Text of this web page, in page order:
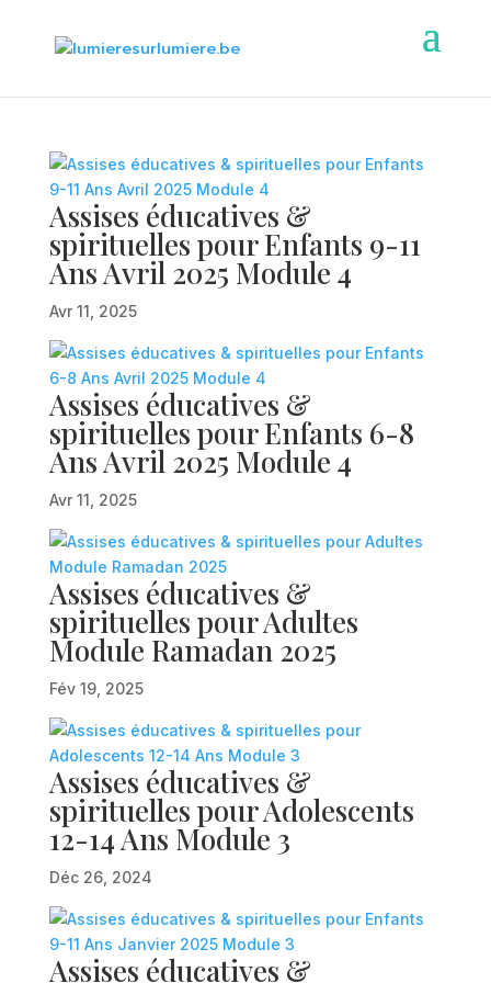
Assises éducatives &
spirituelles pour Enfants 9-11
Ans Avril 2025 Module 4
Avr 11, 2025
Assises éducatives &
spirituelles pour Enfants 6-8
Ans Avril 2025 Module 4
Avr 11, 2025
Assises éducatives &
spirituelles pour Adultes
Module Ramadan 2025
Fév 19, 2025
Assises éducatives &
spirituelles pour Adolescents
12-14 Ans Module 3
Déc 26, 2024
Assises éducatives &